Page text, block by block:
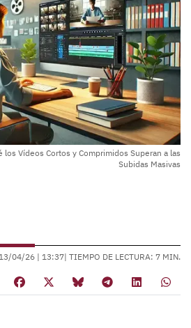
los Vídeos Cortos y Comprimidos Superan a las
Subidas Masivas
13/04/26 | 13:37| TIEMPO DE LECTURA: 7 MIN.